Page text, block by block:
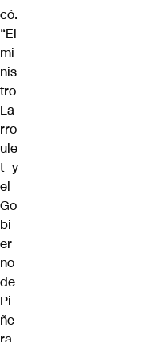
có.
“El
mi
nis
tro
La
rro
ule
t y
el
Go
bi
er
no
de
Pi
ñe